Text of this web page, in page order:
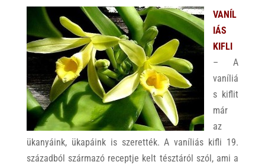
VANÍL
IÁS
KIFLI
– A
vaníliá
s kiflit
már
az
ükanyáink, ükapáink is szerették. A vaníliás kifli 19.
századból származó receptje kelt tésztáról szól, ami a